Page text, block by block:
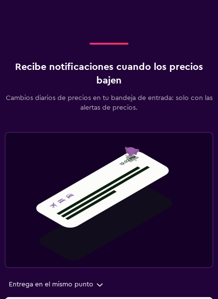
Recibe notificaciones cuando los precios
bajen
Cambios diarios de precios en tu bandeja de entrada: solo con las
alertas de precios.
Entrega en el mismo punto